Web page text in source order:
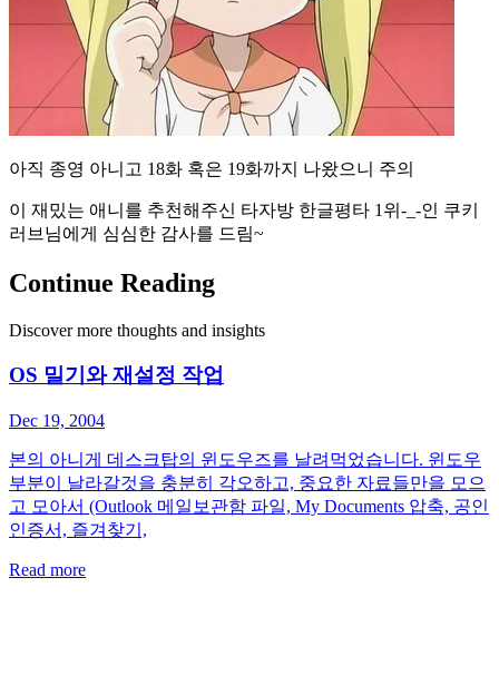
아직 종영 아니고 18화 혹은 19화까지 나왔으니 주의
이 재밌는 애니를 추천해주신 타자방 한글평타 1위-_-인 쿠키
러브님에게 심심한 감사를 드림~
Continue Reading
Discover more thoughts and insights
OS 밀기와 재설정 작업
Dec 19, 2004
본의 아니게 데스크탑의 윈도우즈를 날려먹었습니다. 윈도우
부분이 날라갈것을 충분히 각오하고, 중요한 자료들만을 모으
고 모아서 (Outlook 메일보관함 파일, My Documents 압축, 공인
인증서, 즐겨찾기,
Read more